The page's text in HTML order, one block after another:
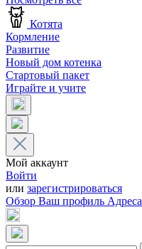
Котята
Кормление
Развитие
Новый дом котенка
Стартовый пакет
Играйте и учите
Мой аккаунт
Войти
или зарегистрироваться
Обзор Ваш профиль Адреса